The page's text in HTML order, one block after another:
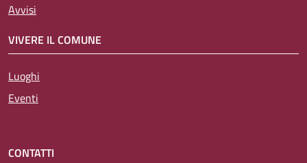
Avvisi
VIVERE IL COMUNE
Luoghi
Eventi
CONTATTI